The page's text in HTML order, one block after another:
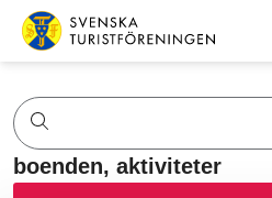
Hoppa till innehåll
Svenska Turistföreningen
boenden, aktiviteter